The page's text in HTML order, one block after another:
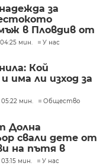
за
в Пловдив от
мин. У нас
Кой
има ли изход за
мин. Общество
Долна
свали дете от
на пътя в
мин. У нас